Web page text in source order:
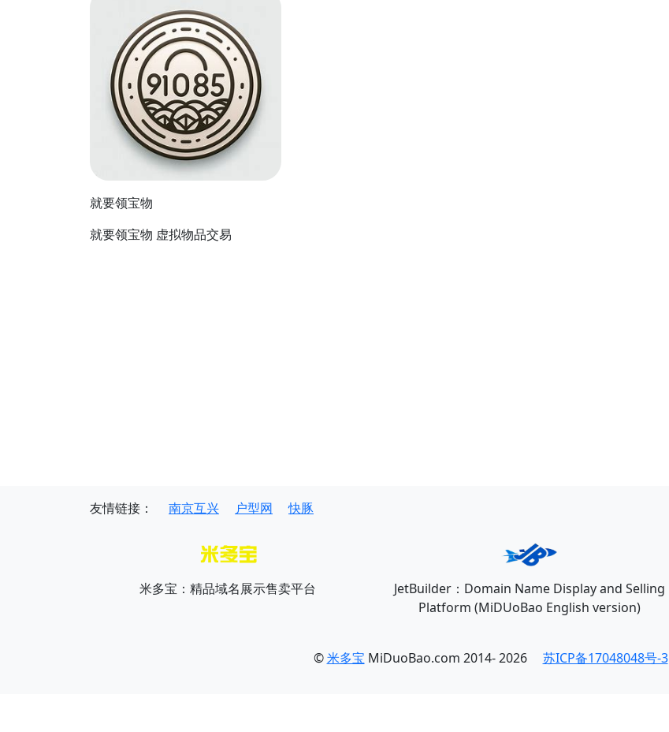
就要领宝物
就要领宝物 虚拟物品交易
友情链接： 南京互兴 户型网 快豚
米多宝：精品域名展示售卖平台
JetBuilder：Domain Name Display and Selling
Platform (MiDUoBao English version)
©米多宝 MiDuoBao.com 2014- 2026 苏ICP备17048048号-3